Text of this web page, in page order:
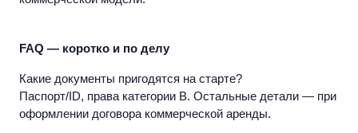
FAQ — коротко и по делу
Какие документы пригодятся на старте?
Паспорт/ID, права категории B. Остальные детали — при
оформлении договора коммерческой аренды.